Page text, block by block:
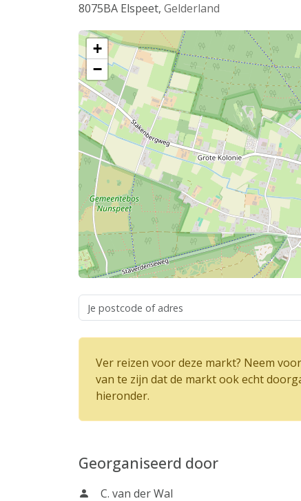
8075BA Elspeet, Gelderland
+
−
Ver reizen voor deze markt? Neem
van te zijn dat de markt ook echt
hieronder.
Georganiseerd door
C. van der Wal